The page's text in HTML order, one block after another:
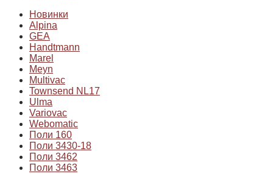
Новинки
Alpina
GEA
Handtmann
Marel
Meyn
Multivac
Townsend NL17
Ulma
Variovac
Webomatic
Поли 160
Поли 3430-18
Поли 3462
Поли 3463